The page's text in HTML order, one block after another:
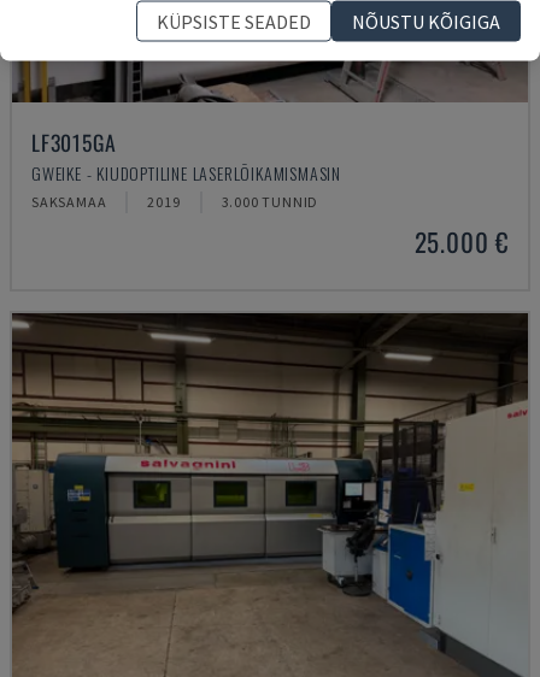
LF3015GA
GWEIKE - KIUDOPTILINE LASERLÕIKAMISMASIN
SAKSAMAA 2019 3.000 TUNNID
25.000 €
KÜPSISTE SEADED
NÕUSTU KÕIGIGA